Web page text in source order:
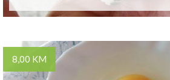
8,00 KM